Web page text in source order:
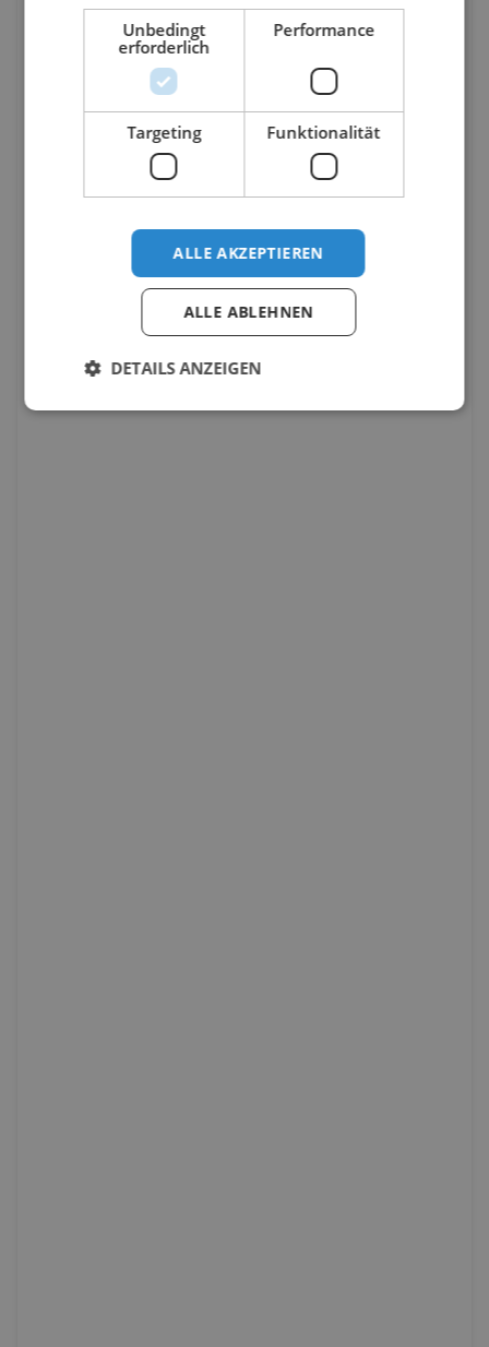
Unbedingt
erforderlich
Performance
Targeting Funktionalität
ALLE AKZEPTIEREN
ALLE ABLEHNEN
DETAILS ANZEIGEN